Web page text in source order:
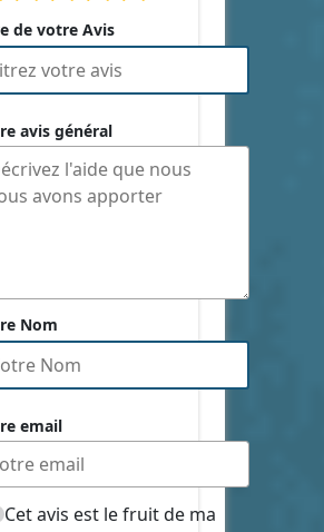
de votre Avis
avis général
Nom
email
Cet avis est le fruit de ma